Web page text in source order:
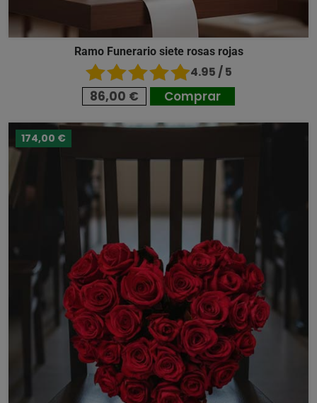
Ramo Funerario siete rosas rojas
4.95 / 5
86,00 € Comprar
174,00 €